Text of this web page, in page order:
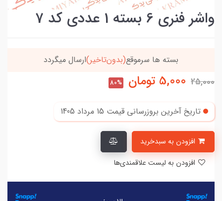
واشر فنری 6 بسته 1 عددی کد 7
بسته ها سرموقع(بدون‌تاخیر)ارسال میگردد
25,000
5,000 تومان 80%
تاریخ آخرین بروزرسانی قیمت 15 مرداد 1405